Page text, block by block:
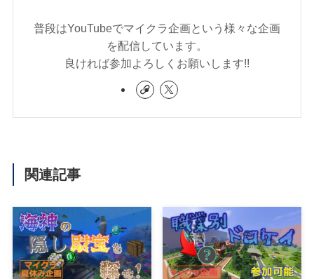
普段はYouTubeでマイクラ企画という様々な企画
を配信しています。
良ければ参加よろしくお願いします!!
関連記事